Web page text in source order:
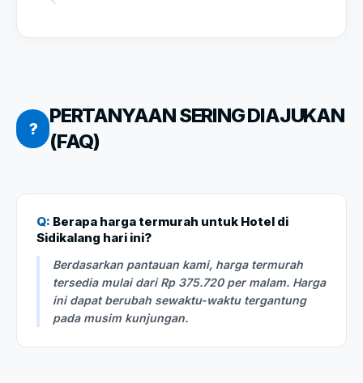
?
PERTANYAAN SERING DIAJUKAN
(FAQ)
Q: Berapa harga termurah untuk Hotel di
Sidikalang hari ini?
Berdasarkan pantauan kami, harga termurah
tersedia mulai dari Rp 375.720 per malam. Harga
ini dapat berubah sewaktu-waktu tergantung
pada musim kunjungan.